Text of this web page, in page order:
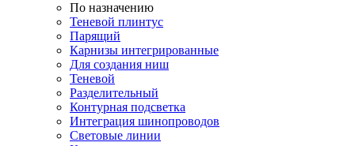
По назначению
Теневой плинтус
Парящий
Карнизы интегрированные
Для создания ниш
Теневой
Разделительный
Контурная подсветка
Интеграция шинопроводов
Световые линии